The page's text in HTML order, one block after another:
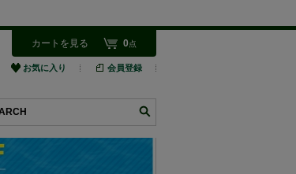
カートを見る 0点
お気に入り 会員登録